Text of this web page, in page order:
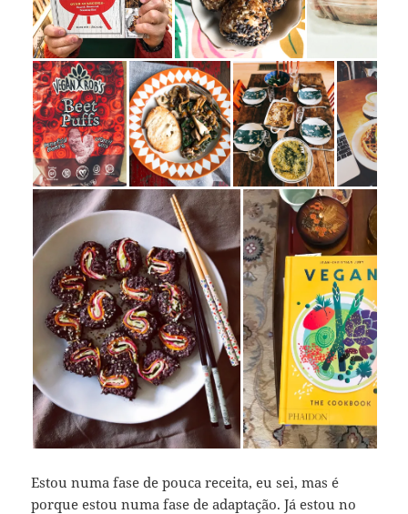
Estou numa fase de pouca receita, eu sei, mas é
porque estou numa fase de adaptação. Já estou no